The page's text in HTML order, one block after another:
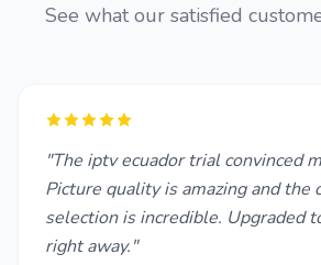
See what our satisfied
"The iptv ecuador trial convinced
Picture quality is amazing and the
selection is incredible. Upgraded
right away."